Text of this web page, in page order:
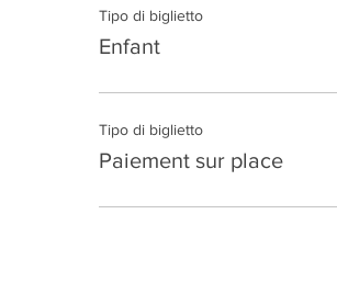
Tipo di biglietto
Enfant
Tipo di biglietto
Paiement sur place